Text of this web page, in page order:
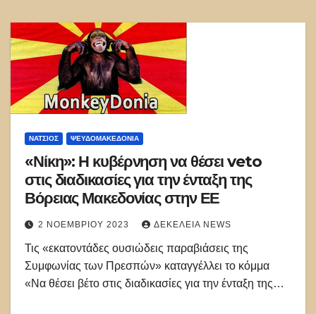
ΝΑΤΣΙΌΣ ΨΕΥΔΟΜΑΚΕΔΟΝΊΑ
«Νίκη»: Η κυβέρνηση να θέσει veto
στις διαδικασίες για την ένταξη της
Βόρειας Μακεδονίας στην ΕΕ
2 ΝΟΕΜΒΡΊΟΥ 2023 ΔΕΚΈΛΕΙΑ NEWS
Τις «εκατοντάδες ουσιώδεις παραβιάσεις της
Συμφωνίας των Πρεσπών» καταγγέλλει το κόμμα
«Να θέσει βέτο στις διαδικασίες για την ένταξη της…